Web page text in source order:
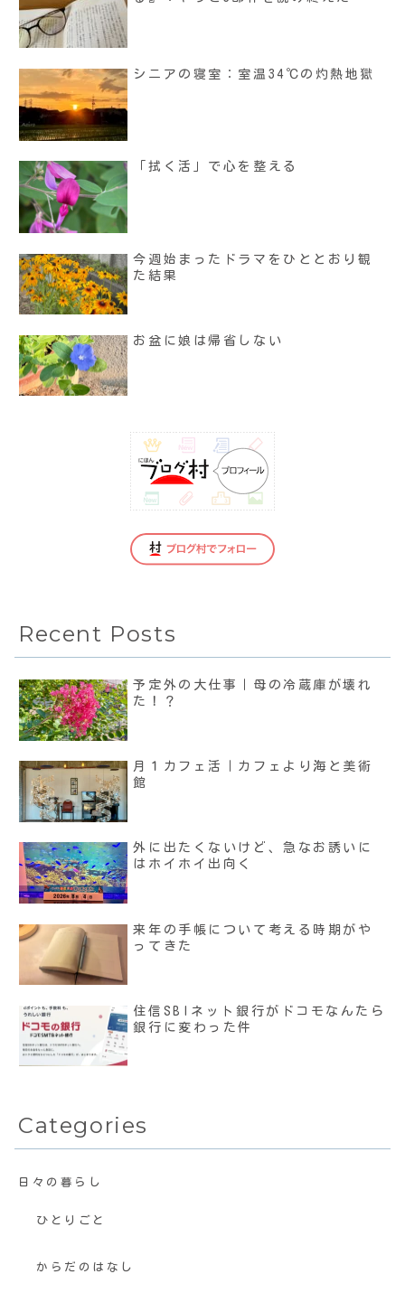
シニアの寝室：室温34℃の灼熱地獄
「拭く活」で心を整える
今週始まったドラマをひととおり観
た結果
お盆に娘は帰省しない
Recent Posts
予定外の大仕事｜母の冷蔵庫が壊れ
た！？
月１カフェ活｜カフェより海と美術
館
外に出たくないけど、急なお誘いに
はホイホイ出向く
来年の手帳について考える時期がや
ってきた
住信SBIネット銀行がドコモなんたら
銀行に変わった件
Categories
日々の暮らし
ひとりごと
からだのはなし